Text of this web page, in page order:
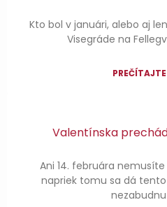
Kto bol v januári, alebo aj
Visegráde na
Valentínska
Ani 14. februára
napriek tomu sa dá